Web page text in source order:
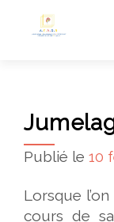
Publié le 10
Lorsque
cours de